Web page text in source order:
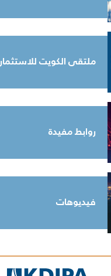
ملتقى الكويت للاستثمار
روابط مفيدة
فيديوهات